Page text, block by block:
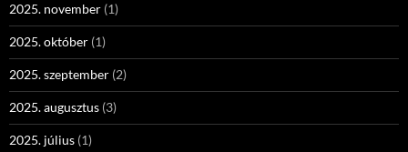
2025. november (1)
2025. október (1)
2025. szeptember (2)
2025. augusztus (3)
2025. július (1)